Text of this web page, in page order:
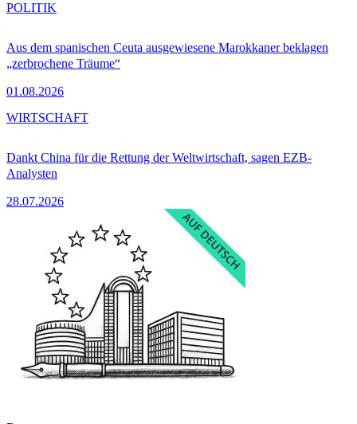
Aus dem spanischen Ceuta ausgewiesene Marokkaner beklagen
„zerbrochene Träume“
01.08.2026
POLITIK
Dankt China für die Rettung der Weltwirtschaft, sagen EZB-
Analysten
28.07.2026
WIRTSCHAFT